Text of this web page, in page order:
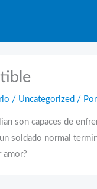
/ Uncategorized / Por
son capaces de
soldado normal
amor?